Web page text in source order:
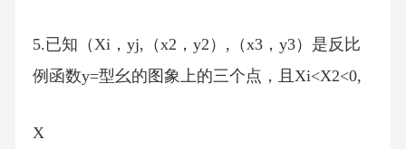
5.已知（Xi，yj,（x2，y2）,（x3，y3）是反比
例函数y=型幺的图象上的三个点，且Xi<X2<0,
X